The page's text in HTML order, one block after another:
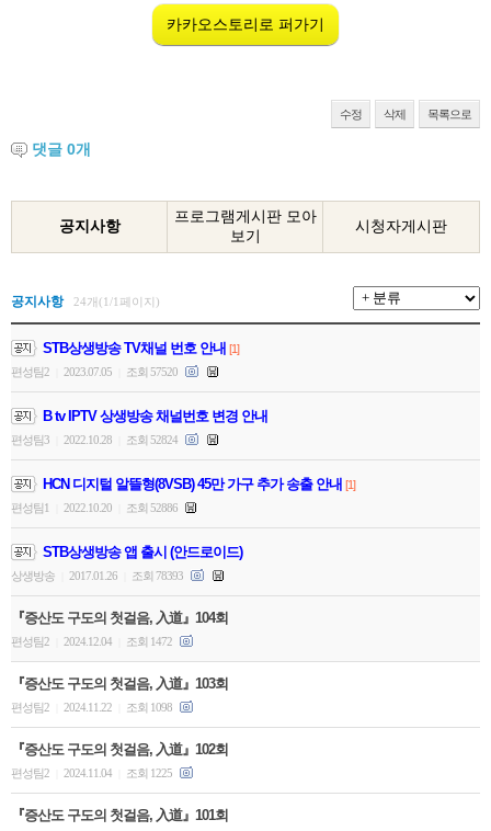
카카오스토리로 퍼가기
수정 삭제 목록으로
댓글 0개
공지사항
프로그램게시판 모아
보기
시청자게시판
공지사항 24개(1/1페이지)
STB상생방송 TV채널 번호 안내 [1]
편성팀2
2023.07.05 조회 57520
B tv IPTV 상생방송 채널번호 변경 안내
편성팀3 2022.10.28 조회 52824
HCN 디지털 알뜰형(8VSB) 45만 가구 추가 송출 안내 [1]
편성팀1
2022.10.20 조회 52886
STB상생방송 앱 출시 (안드로이드)
상생방송 2017.01.26 조회 78393
『증산도 구도의 첫걸음, 入道』104회
편성팀2 2024.12.04 조회 1472
『증산도 구도의 첫걸음, 入道』103회
편성팀2 2024.11.22 조회 1098
『증산도 구도의 첫걸음, 入道』102회
편성팀2 2024.11.04 조회 1225
『증산도 구도의 첫걸음, 入道』101회